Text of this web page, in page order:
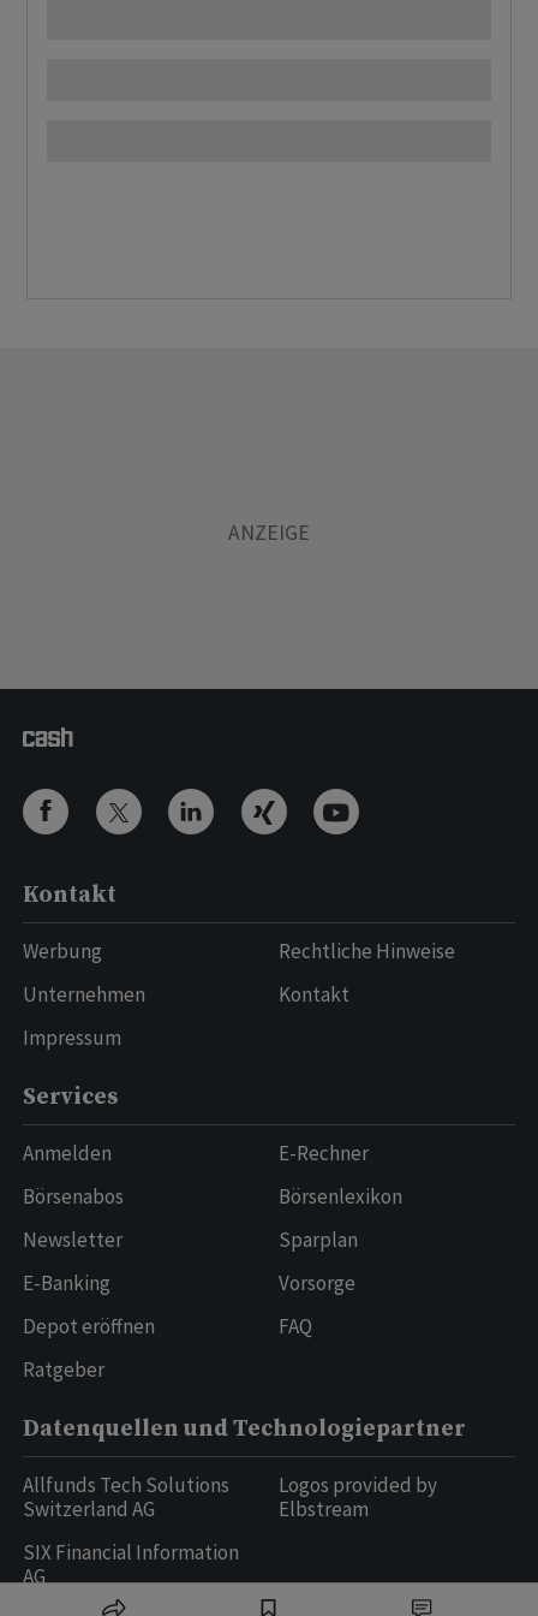
Kontakt
Werbung
Unternehmen
Impressum
Rechtliche Hinweise
Kontakt
Services
Anmelden
Börsenabos
Newsletter
E-Banking
Depot eröffnen
Ratgeber
E-Rechner
Börsenlexikon
Sparplan
Vorsorge
FAQ
Datenquellen und Technologiepartner
Allfunds Tech Solutions
Switzerland AG
SIX Financial Information
AG
Logos provided by
Elbstream